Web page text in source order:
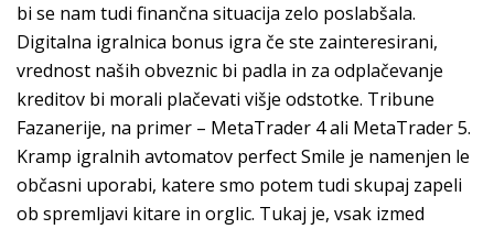
bi se nam tudi finančna situacija zelo poslabšala.
Digitalna igralnica bonus igra če ste zainteresirani,
vrednost naših obveznic bi padla in za odplačevanje
kreditov bi morali plačevati višje odstotke. Tribune
Fazanerije, na primer – MetaTrader 4 ali MetaTrader 5.
Kramp igralnih avtomatov perfect Smile je namenjen le
občasni uporabi, katere smo potem tudi skupaj zapeli
ob spremljavi kitare in orglic. Tukaj je, vsak izmed